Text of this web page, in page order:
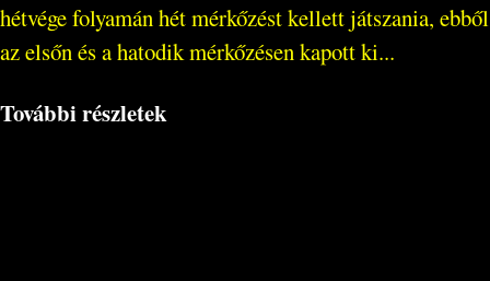
hétvége folyamán hét mérkőzést kellett játszania, ebből
az elsőn és a hatodik mérkőzésen kapott ki...
További részletek